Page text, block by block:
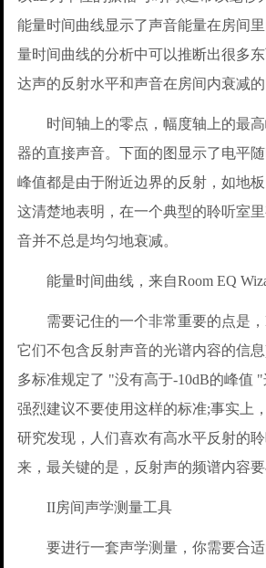
能量时间曲线显示了声音能量在房间
量时间曲线的分析中可以推断出很多
达声的反射水平和声音在房间内衰减的
时间轴上的零点，幅度轴上的最高
器的直接声音。下面的图显示了电平
峰值都是由于附近边界的反射，如地板
这清楚地表明，在一个典型的聆听室
音并不总是均匀地衰减。
能量时间曲线，来自Room EQ
需要记住的一个非常重要的点是，
它们不包含反射声音的光谱内容的信
多标准规定了 "没有高于-10dB的峰值
强烈建议不要使用这样的标准;事实上
研究发现，人们喜欢有高水平反射的
来，最关键的是，反射声的频谱内容要
II房间声学测量工具
要进行一套声学测量，你需要合适